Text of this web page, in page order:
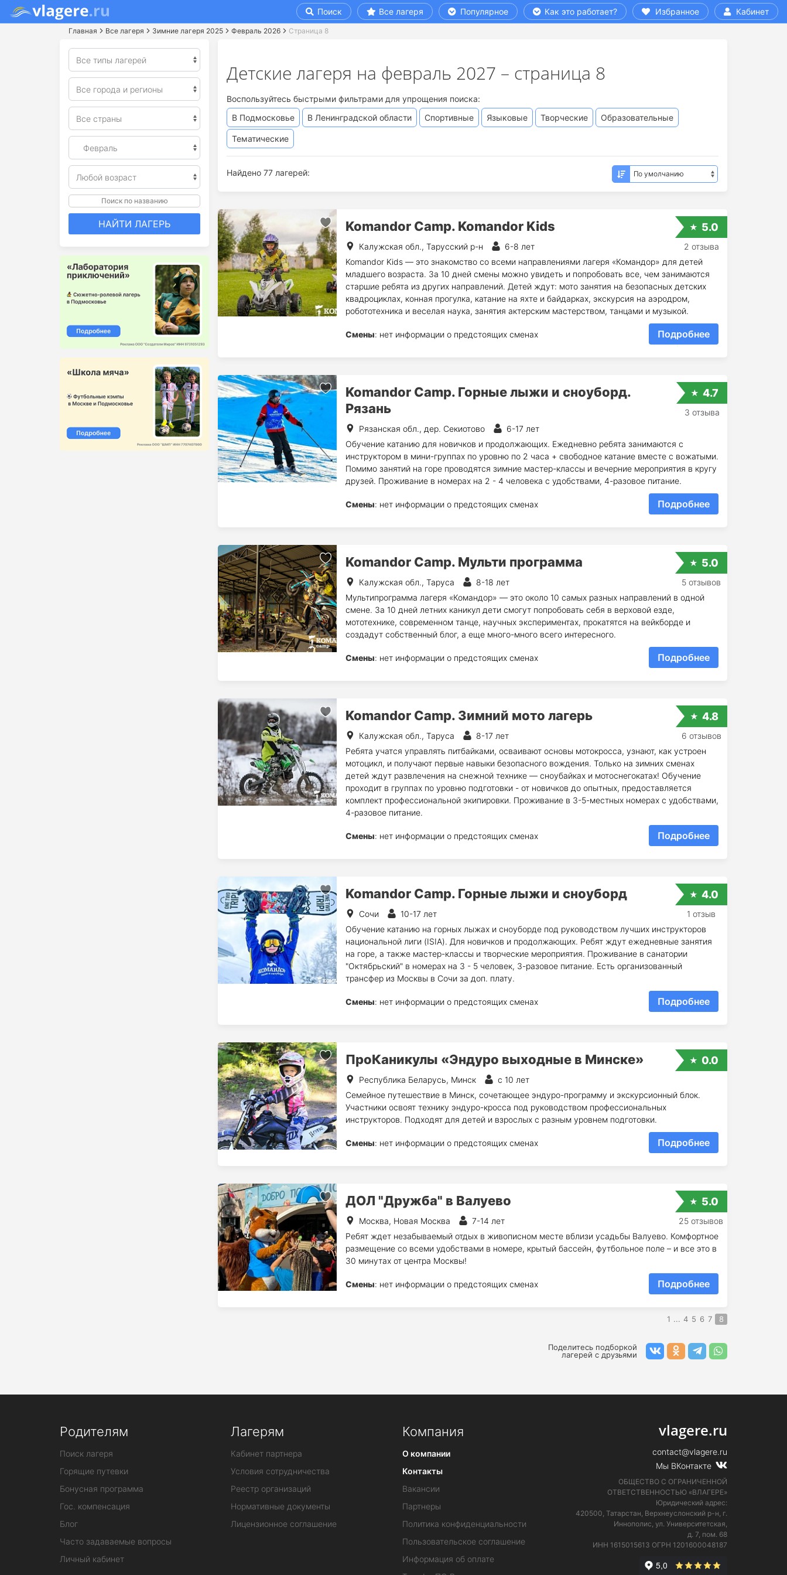
Поиск Все лагеря Популярное Как это работает? Избранное Кабинет
Главная Все лагеря Зимние лагеря 2025 Февраль 2026 Страница 8
Поиск по названию
НАЙТИ ЛАГЕРЬ
Детские лагеря на февраль 2027 – страница 8
Воспользуйтесь быстрыми фильтрами для упрощения поиска:
В Подмосковье
В Ленинградской области Спортивные Языковые Творческие Образовательные
Тематические
Найдено 77 лагерей:
Komandor Сamp. Komandor Kids
Калужская обл., Тарусский р-н
6-8 лет
Komandor Kids — это знакомство со всеми направлениями лагеря «Командор» для детей
младшего возраста. За 10 дней смены можно увидеть и попробовать все, чем занимаются
старшие ребята из других направлений. Детей ждут: мото занятия на безопасных детских
квадроциклах, конная прогулка, катание на яхте и байдарках, экскурсия на аэродром,
робототехника и веселая наука, занятия актерским мастерством, танцами и музыкой.
Смены: нет информации о предстоящих сменах Подробнее
5.0
2 отзыва
Komandor Camp. Горные лыжи и сноуборд.
Рязань
Рязанская обл., дер. Секиотово
6-17 лет
Обучение катанию для новичков и продолжающих. Ежедневно ребята занимаются с
инструктором в мини-группах по уровню по 2 часа + свободное катание вместе с вожатыми.
Помимо занятий на горе проводятся зимние мастер-классы и вечерние мероприятия в кругу
друзей. Проживание в номерах на 2 - 4 человека с удобствами, 4-разовое питание.
Смены: нет информации о предстоящих сменах Подробнее
4.7
3 отзыва
Komandor Camp. Мульти программа
Калужская обл., Таруса
8-18 лет
Мультипрограмма лагеря «Командор» — это около 10 самых разных направлений в одной
смене. За 10 дней летних каникул дети смогут попробовать себя в верховой езде,
мототехнике, современном танце, научных экспериментах, прокатятся на вейкборде и
создадут собственный блог, а еще много-много всего интересного.
Смены: нет информации о предстоящих сменах Подробнее
5.0
5 отзывов
Komandor Camp. Зимний мото лагерь
Калужская обл., Таруса
8-17 лет
Ребята учатся управлять питбайками, осваивают основы мотокросса, узнают, как устроен
мотоцикл, и получают первые навыки безопасного вождения. Только на зимних сменах
детей ждут развлечения на снежной технике — сноубайках и мотоснегокатах! Обучение
проходит в группах по уровню подготовки - от новичков до опытных, предоставляется
комплект профессиональной экипировки. Проживание в 3-5-местных номерах с удобствами,
4-разовое питание.
Смены: нет информации о предстоящих сменах Подробнее
4.8
6 отзывов
Komandor Camp. Горные лыжи и сноуборд
Сочи
10-17 лет
Обучение катанию на горных лыжах и сноуборде под руководством лучших инструкторов
национальной лиги (ISIA). Для новичков и продолжающих. Ребят ждут ежедневные занятия
на горе, а также мастер-классы и творческие мероприятия. Проживание в санатории
"Октябрьский" в номерах на 3 - 5 человек, 3-разовое питание. Есть организованный
трансфер из Москвы в Сочи за доп. плату.
Смены: нет информации о предстоящих сменах Подробнее
4.0
1 отзыв
ПроКаникулы «Эндуро выходные в Минске»
Республика Беларусь, Минск
с 10 лет
Семейное путешествие в Минск, сочетающее эндуро-программу и экскурсионный блок.
Участники освоят технику эндуро-кросса под руководством профессиональных
инструкторов. Подходят для детей и взрослых с разным уровнем подготовки.
Смены: нет информации о предстоящих сменах Подробнее
0.0
ДОЛ "Дружба" в Валуево
Москва, Новая Москва
7-14 лет
Ребят ждет незабываемый отдых в живописном месте вблизи усадьбы Валуево. Комфортное
размещение со всеми удобствами в номере, крытый бассейн, футбольное поле – и все это в
30 минутах от центра Москвы!
Смены: нет информации о предстоящих сменах Подробнее
5.0
25 отзывов
1 ... 4 5 6 7 8
Поделитесь подборкой
лагерей с друзьями
Родителям
Поиск лагеря
Горящие путевки
Бонусная программа
Гос. компенсация
Блог
Часто задаваемые вопросы
Личный кабинет
Лагерям
Кабинет партнера
Условия сотрудничества
Реестр организаций
Нормативные документы
Лицензионное соглашение
Компания
О компании
Контакты
Вакансии
Партнеры
Политика конфиденциальности
Пользовательское соглашение
Информация об оплате
vlagere.ru
contact@vlagere.ru
Мы ВКонтакте
ОБЩЕСТВО С ОГРАНИЧЕННОЙ
ОТВЕТСТВЕННОСТЬЮ «ВЛАГЕРЕ»
Юридический адрес:
420500, Татарстан, Верхнеуслонский р-н, г.
Иннополис, ул. Университетская,
д. 7, пом. 68
ИНН 1615015613 ОГРН 1201600048187